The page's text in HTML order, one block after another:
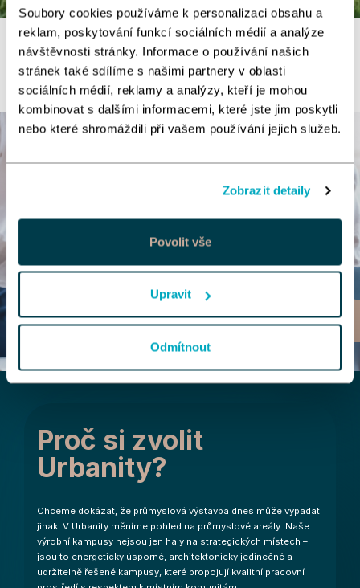
Soubory cookies používáme k personalizaci obsahu a
reklam, poskytování funkcí sociálních médií a analýze
návštěvnosti stránky. Informace o používání našich
stránek také sdílíme s našimi partnery v oblasti
sociálních médií, reklamy a analýzy, kteří je mohou
kombinovat s dalšími informacemi, které jste jim poskytli
nebo které shromáždili při vašem používání jejich služeb.
Zobrazit detaily
Povolit vše
Upravit
Odmítnout
Budujeme
výrobní kampusy
nové generace
Proč si zvolit
Urbanity?
Chceme dokázat, že průmyslová výstavba dnes může vypadat
jinak. V Urbanity měníme pohled na průmyslové areály. Naše
výrobní kampusy nejsou jen haly na strategických místech –
jsou to energeticky úsporné, architektonicky jedinečné a
udržitelně řešené kampusy, které propojují kvalitní pracovní